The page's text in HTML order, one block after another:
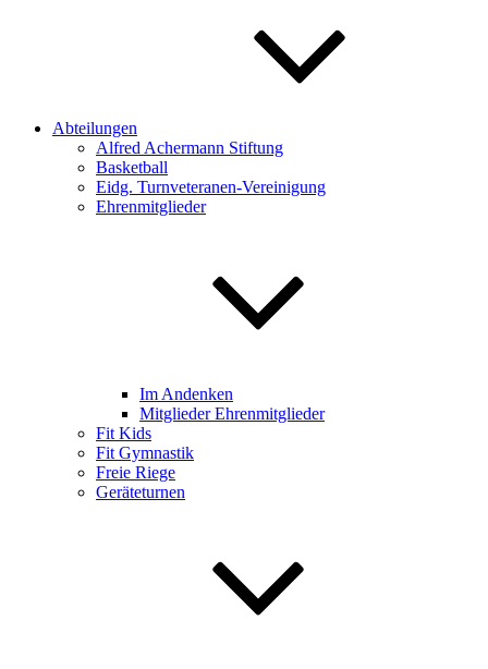
Abteilungen
Alfred Achermann Stiftung
Basketball
Eidg. Turnveteranen-Vereinigung
Ehrenmitglieder
Im Andenken
Mitglieder Ehrenmitglieder
Fit Kids
Fit Gymnastik
Freie Riege
Geräteturnen